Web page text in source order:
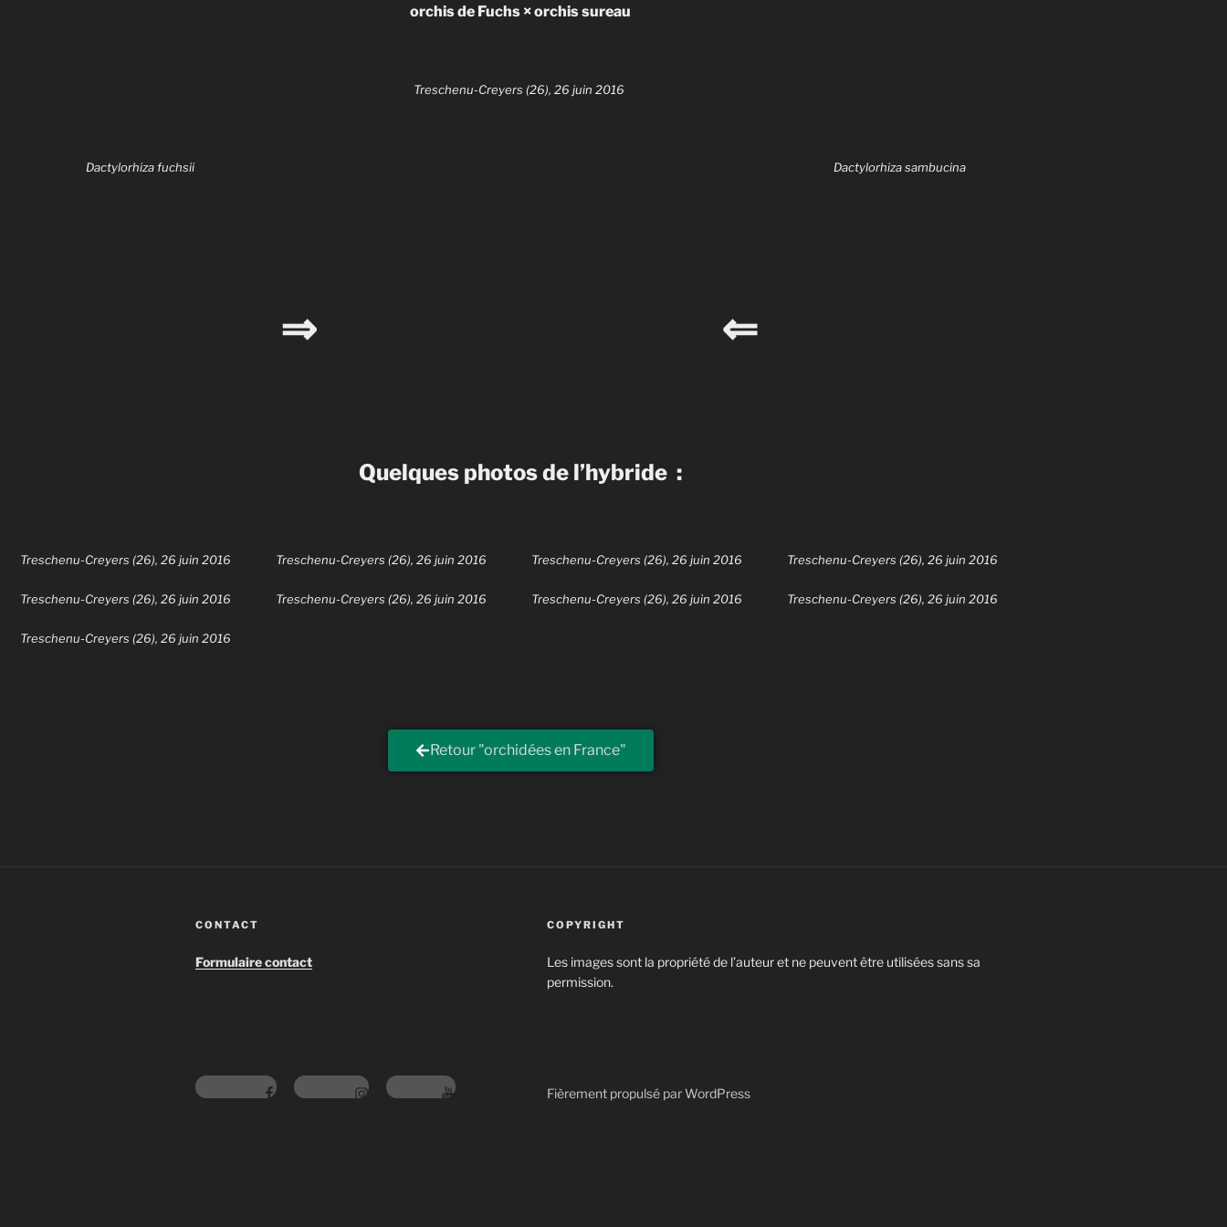
orchis de Fuchs × orchis sureau
Dactylorhiza fuchsii
⇒
Treschenu-Creyers (26), 26 juin 2016
⇐
Dactylorhiza sambucina
Quelques photos de l’hybride :
Treschenu-Creyers (26), 26 juin 2016 Treschenu-Creyers (26), 26 juin 2016 Treschenu-Creyers (26), 26 juin 2016 Treschenu-Creyers (26), 26 juin 2016
Treschenu-Creyers (26), 26 juin 2016 Treschenu-Creyers (26), 26 juin 2016 Treschenu-Creyers (26), 26 juin 2016 Treschenu-Creyers (26), 26 juin 2016
Treschenu-Creyers (26), 26 juin 2016
Retour "orchidées en France"
CONTACT
Formulaire contact
COPYRIGHT
Les images sont la propriété de l’auteur et ne peuvent être utilisées sans sa
permission.
Fièrement propulsé par WordPress